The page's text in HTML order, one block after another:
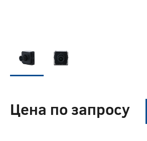
Цена по запросу